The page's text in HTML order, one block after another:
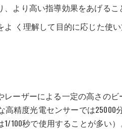
より高い指導効果をあげるこ
く理解して目的に応じた使
ーザーによる一定の高さの
精度光電センサーでは25000
100秒で使用することが多い）